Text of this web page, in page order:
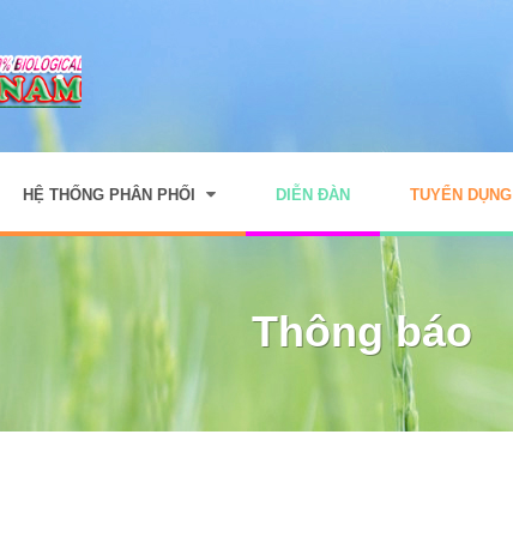
HỆ THỐNG PHÂN PHỐI DIỄN ĐÀN TUYỂN DỤNG
Thông báo